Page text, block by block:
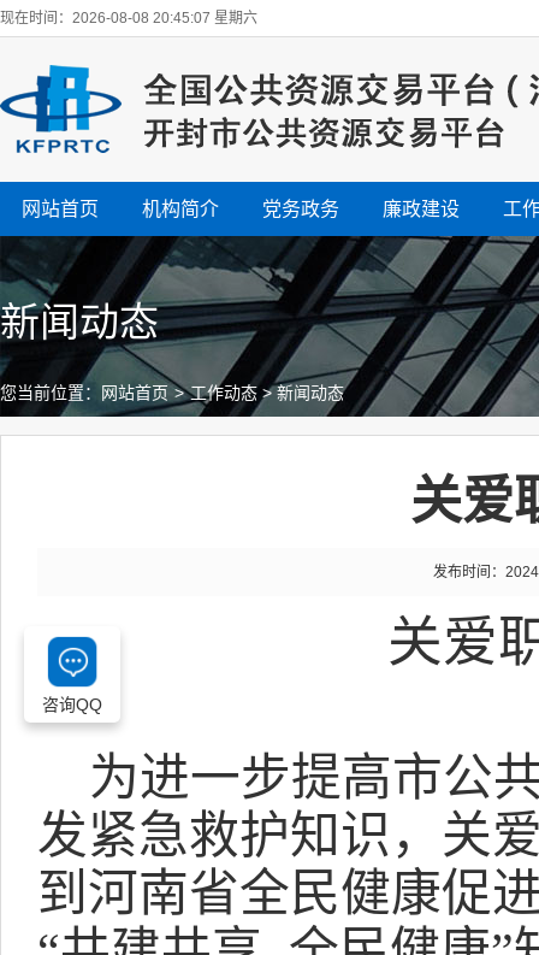
现在时间：2026-08-08 20:45:08 星期六
网站首页 机构简介 党务政务 廉政建设 工
新闻动态
您当前位置： 网站首页 > 工作动态 >新闻动态
关爱
发布时间：
关爱
为进一步提高市公
发紧急救护知识，关
到河南省全民健康促
咨询QQ